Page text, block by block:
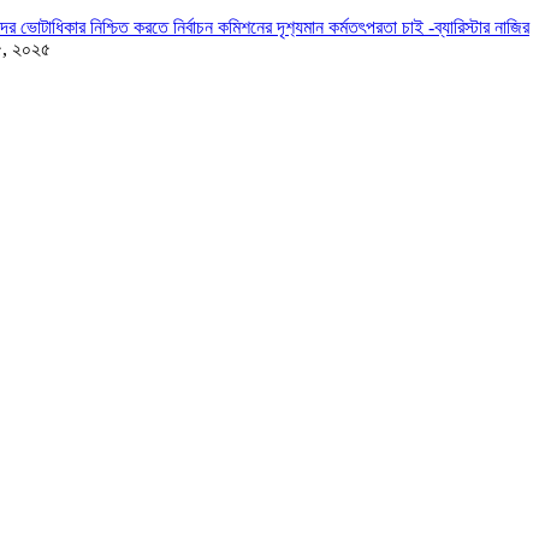
ভোটাধিকার নিশ্চিত করতে নির্বাচন কমিশনের দৃশ‍্যমান কর্মতৎপরতা চাই -ব্যারিস্টার নাজির
২০২৫